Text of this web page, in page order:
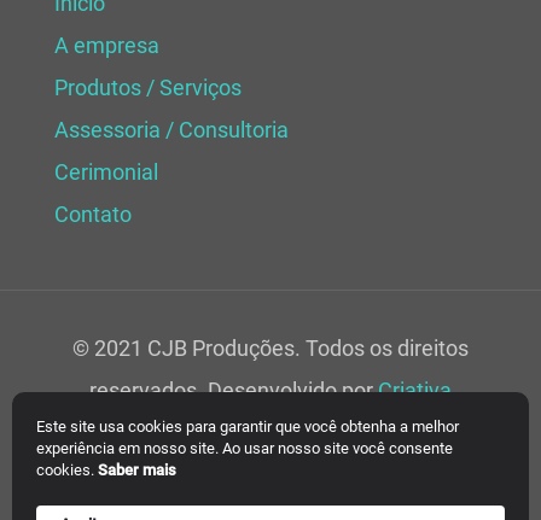
Este site usa cookies para garantir que você obtenha a melhor
experiência em nosso site. Ao usar nosso site você consente
cookies. Saber mais
A empresa
Produtos / Serviços
Assessoria / Consultoria
Cerimonial
Contato
© 2021 CJB Produções. Todos os direitos
reservados. Desenvolvido porCriativa
Soluções Web.